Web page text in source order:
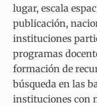
lugar, escala
publicación,
instituciones
programas
formación de
búsqueda en las
instituciones con